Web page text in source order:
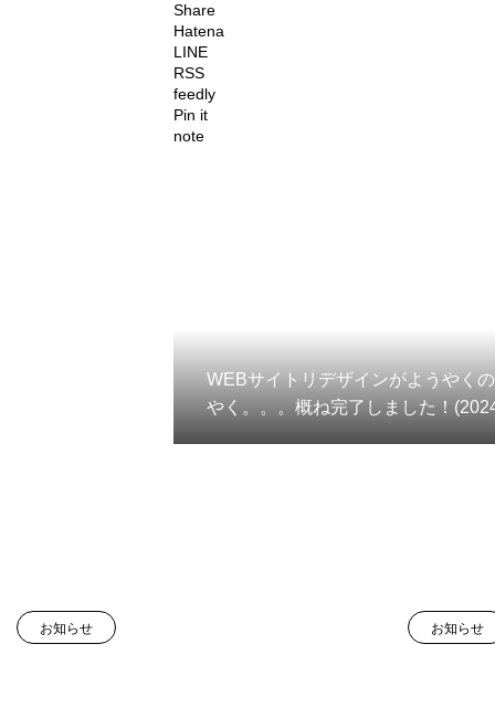
Share
Hatena
LINE
RSS
feedly
Pin it
note
WEBサイトリデザインがようやく
やく。。。概ね完了しました！
お知らせ お知らせ